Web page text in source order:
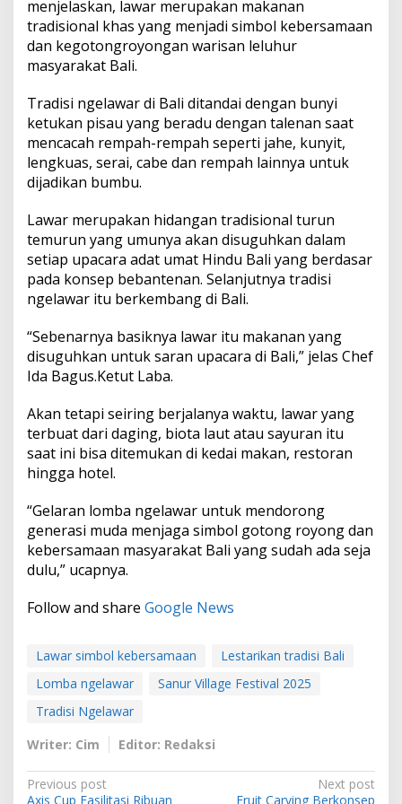
menjelaskan, lawar merupakan makanan
tradisional khas yang menjadi simbol kebersamaan
dan kegotongroyongan warisan leluhur
masyarakat Bali.
Tradisi ngelawar di Bali ditandai dengan bunyi
ketukan pisau yang beradu dengan talenan saat
mencacah rempah-rempah seperti jahe, kunyit,
lengkuas, serai, cabe dan rempah lainnya untuk
dijadikan bumbu.
Lawar merupakan hidangan tradisional turun
temurun yang umunya akan disuguhkan dalam
setiap upacara adat umat Hindu Bali yang berdasar
pada konsep bebantenan. Selanjutnya tradisi
ngelawar itu berkembang di Bali.
“Sebenarnya basiknya lawar itu makanan yang
disuguhkan untuk saran upacara di Bali,” jelas Chef
Ida Bagus.Ketut Laba.
Akan tetapi seiring berjalanya waktu, lawar yang
terbuat dari daging, biota laut atau sayuran itu
saat ini bisa ditemukan di kedai makan, restoran
hingga hotel.
“Gelaran lomba ngelawar untuk mendorong
generasi muda menjaga simbol gotong royong dan
kebersamaan masyarakat Bali yang sudah ada seja
dulu,” ucapnya.
Follow and share Google News
Lawar simbol kebersamaan
Lestarikan tradisi Bali
Lomba ngelawar
Sanur Village Festival 2025
Tradisi Ngelawar
Writer: Cim
Editor: Redaksi
P
Previous post
Axis Cup Fasilitasi Ribuan
Next post
Fruit Carving Berkonsep